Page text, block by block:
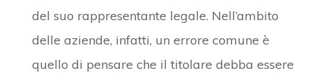
del suo rappresentante legale. Nell’ambito
delle aziende, infatti, un errore comune è
quello di pensare che il titolare debba essere